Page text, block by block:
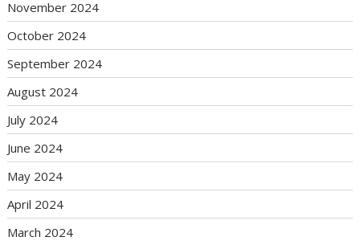
November 2024
October 2024
September 2024
August 2024
July 2024
June 2024
May 2024
April 2024
March 2024